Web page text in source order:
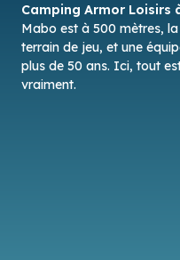
Camping Armor Loisirs
Mabo est à 500 mètres,
terrain de jeu, et une
plus de 50 ans. Ici, tout
vraiment.